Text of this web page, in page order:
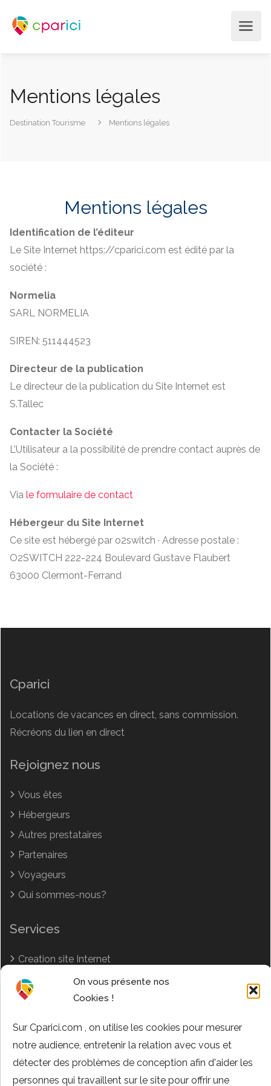
On vous présente nos
Cookies !
Sur Cparici.com , on utilise les cookies pour mesurer
notre audience, entretenir la relation avec vous et
détecter des problèmes de conception afin d'aider les
personnes qui travaillent sur le site pour offrir une
Mentions légales
Destination Tourisme Mentions légales
Mentions légales
Identification de l’éditeur
Le Site Internet https://cparici.com est édité par la
société :
Normelia
SARL NORMELIA
SIREN: 511444523
Directeur de la publication
Le directeur de la publication du Site Internet est
S.Tallec
Contacter la Société
L’Utilisateur a la possibilité de prendre contact auprès de
la Société :
Via le formulaire de contact
Hébergeur du Site Internet
Ce site est hébergé par o2switch · Adresse postale :
O2SWITCH 222-224 Boulevard Gustave Flaubert
63000 Clermont-Ferrand
Cparici
Locations de vacances en direct, sans commission.
Récréons du lien en direct
Rejoignez nous
Vous êtes
Hébergeurs
Autres prestataires
Partenaires
Voyageurs
Qui sommes-nous?
Services
Creation site Internet
Article sponsorisé
Instagram et Réseaux sociaux
Tarifs annonces
Top Destinations